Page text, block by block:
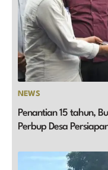
NEWS
Penantian 15 tahun,
Perbup Desa